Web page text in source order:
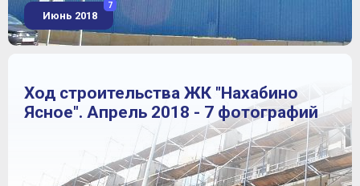
Июнь 2018
7
Ход строительства ЖК "Нахабино
Ясное". Апрель 2018 - 7 фотографий